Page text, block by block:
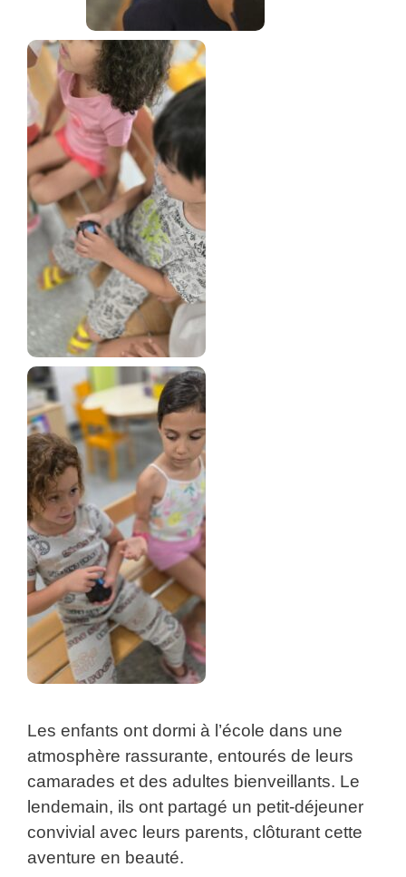
Les enfants ont dormi à l’école dans une
atmosphère rassurante, entourés de leurs
camarades et des adultes bienveillants. Le
lendemain, ils ont partagé un petit-déjeuner
convivial avec leurs parents, clôturant cette
aventure en beauté.